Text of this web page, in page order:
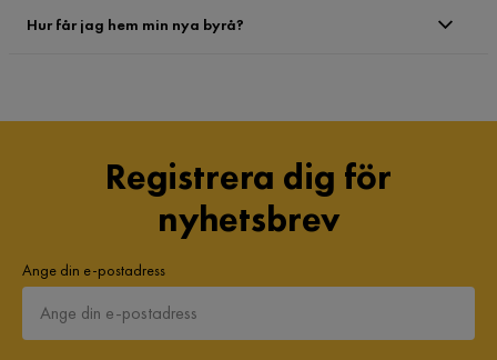
Hur får jag hem min nya byrå?
Registrera dig för
nyhetsbrev
Ange din e-postadress